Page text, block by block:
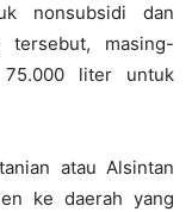
nonsubsidi dan
tersebut, masing-
liter untuk
atau Alsintan
ke daerah yang